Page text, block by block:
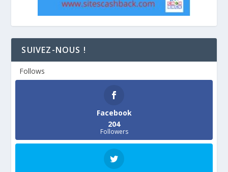
SUIVEZ-NOUS !
Follows
Facebook
204
Followers